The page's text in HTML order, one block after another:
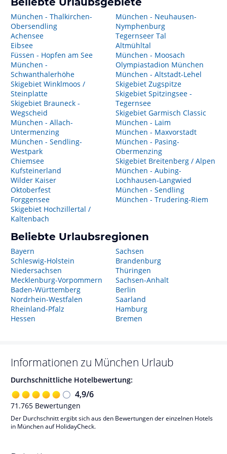
München - Thalkirchen-
Obersendling
Achensee
Eibsee
Füssen - Hopfen am See
München -
Schwanthalerhöhe
Skigebiet Winklmoos /
Steinplatte
Skigebiet Brauneck -
Wegscheid
München - Allach-
Untermenzing
München - Sendling-
Westpark
Chiemsee
Kufsteinerland
Wilder Kaiser
Oktoberfest
Forggensee
Skigebiet Hochzillertal /
Kaltenbach
München - Neuhausen-
Nymphenburg
Tegernseer Tal
Altmühltal
München - Moosach
Olympiastadion München
München - Altstadt-Lehel
Skigebiet Zugspitze
Skigebiet Spitzingsee -
Tegernsee
Skigebiet Garmisch Classic
München - Laim
München - Maxvorstadt
München - Pasing-
Obermenzing
Skigebiet Breitenberg / Alpen
München - Aubing-
Lochhausen-Langwied
München - Sendling
München - Trudering-Riem
Beliebte Urlaubsregionen
Bayern
Schleswig-Holstein
Niedersachsen
Mecklenburg-Vorpommern
Baden-Württemberg
Nordrhein-Westfalen
Rheinland-Pfalz
Hessen
Sachsen
Brandenburg
Thüringen
Sachsen-Anhalt
Berlin
Saarland
Hamburg
Bremen
Informationen zu München Urlaub
Durchschnittliche Hotelbewertung:
4,9/6
71.765 Bewertungen
Der Durchschnitt ergibt sich aus den Bewertungen der einzelnen Hotels
in München auf HolidayCheck.